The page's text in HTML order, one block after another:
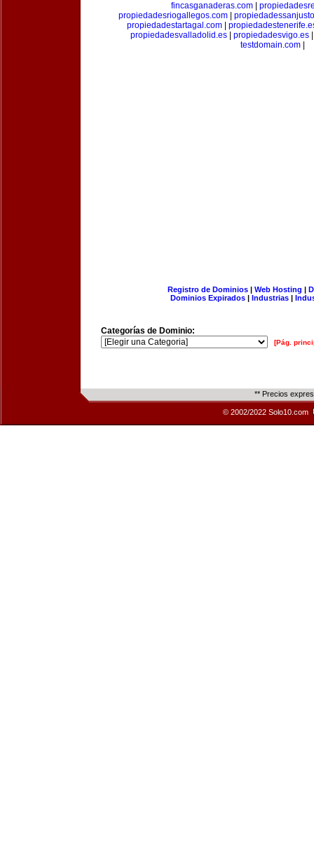
fincasganaderas.com|
propiedadesriogallegos.com|
propiedadestartagal.com|
propiedadesvalladolid.es
propiedadesvigo.es
testdomain.com
Registro de Dominios| Web Hosting |
Dominios Expirados | Industrias |
Categorías de Dominio:
[Pág.
** Precios
© 2002/2022 Solo10.com